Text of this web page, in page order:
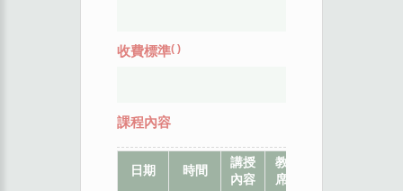
收費標準( )
課程內容
日期 時間
講授
內容
教
席